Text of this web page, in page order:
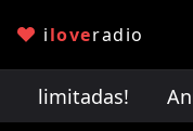
iloveradio
limitadas!